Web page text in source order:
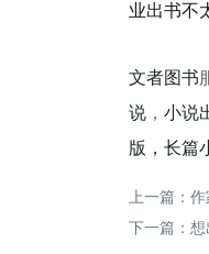
业出书不
文者图书
说 ， 小说
版，长篇
上一篇： 作
下一篇： 想